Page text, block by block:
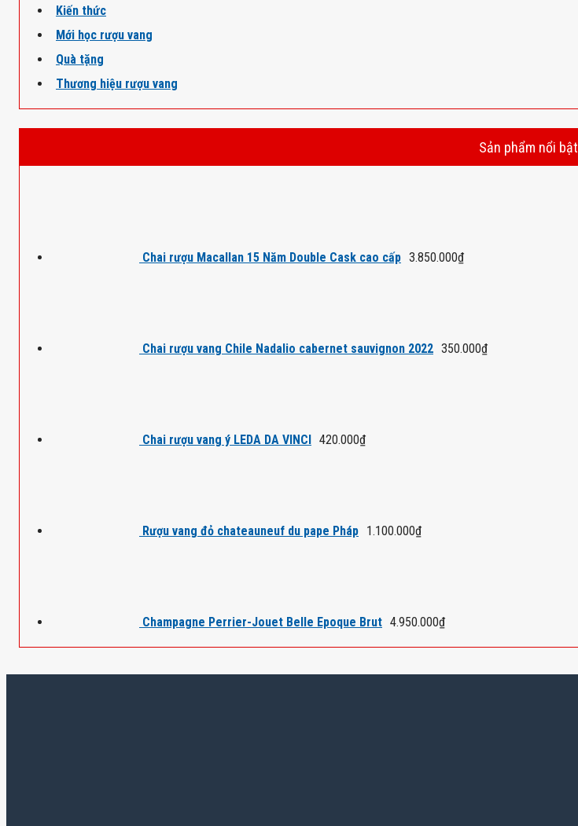
Kiến thức
Mới học rượu vang
Quà tặng
Thương hiệu rượu vang
Sản phẩm nổi bật
Chai rượu Macallan 15 Năm Double Cask cao cấp 3.850.000₫
Chai rượu vang Chile Nadalio cabernet sauvignon 2022 350.000₫
Chai rượu vang ý LEDA DA VINCI 420.000₫
Rượu vang đỏ chateauneuf du pape Pháp 1.100.000₫
Champagne Perrier-Jouet Belle Epoque Brut 4.950.000₫